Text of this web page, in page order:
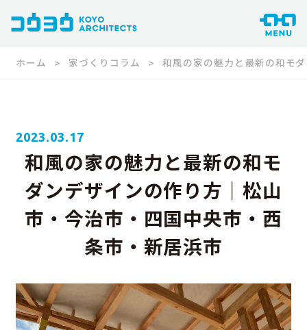
ホーム 家づくりコラム 和風の家の魅力と最新の和モ
和風の家の魅力と最新の和モ
ダンデザインの作り方｜松山
市・今治市・四国中央市・西
条市・新居浜市
2023.03.17